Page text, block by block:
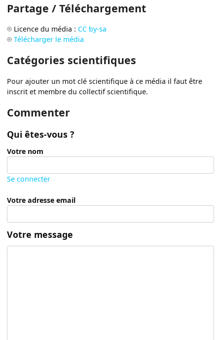
Partage / Téléchargement
Licence du média : CC by-sa
Télécharger le média
Catégories scientifiques
Pour ajouter un mot clé scientifique à ce média il faut être
inscrit et membre du collectif scientifique.
Commenter
Qui êtes-vous ?
Votre nom
Se connecter
Votre adresse email
Votre message